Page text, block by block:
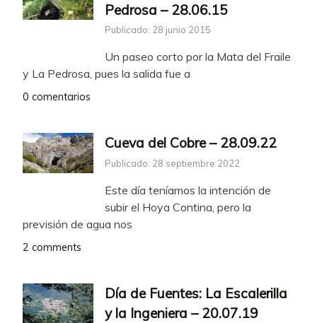
Pedrosa – 28.06.15
Publicado: 28 junio 2015
Un paseo corto por la Mata del Fraile
y La Pedrosa, pues la salida fue a
0 comentarios
Cueva del Cobre – 28.09.22
Publicado: 28 septiembre 2022
Este día teníamos la intención de
subir el Hoya Contina, pero la
previsión de agua nos
2 comments
Día de Fuentes: La Escalerilla
y la Ingeniera – 20.07.19